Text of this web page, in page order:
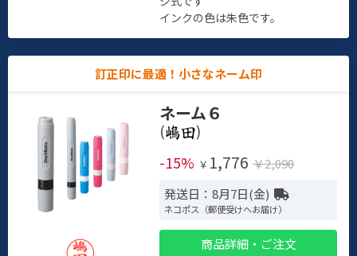
インクの色は朱色です。
訂正印に最適！小さなネーム印
ネーム６
(
)
-15% ￥ 1,776 ￥2,090
発送日：8月7日(金)
ネコポス（郵便受けへお届け）
商品詳細・ご注文